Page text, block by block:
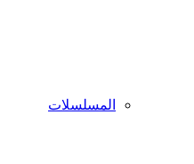
المسلسلات